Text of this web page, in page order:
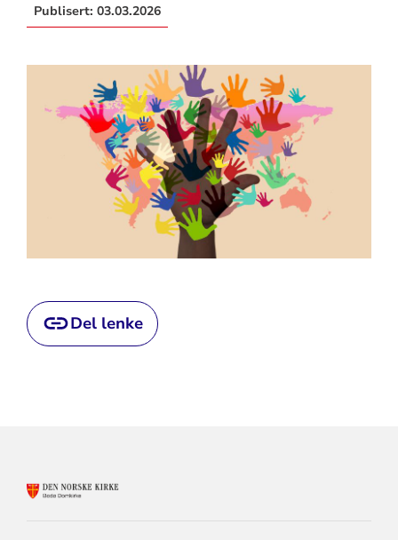
Publisert: 03.03.2026
Del lenke